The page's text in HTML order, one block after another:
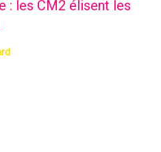
: les CM2 élisent les